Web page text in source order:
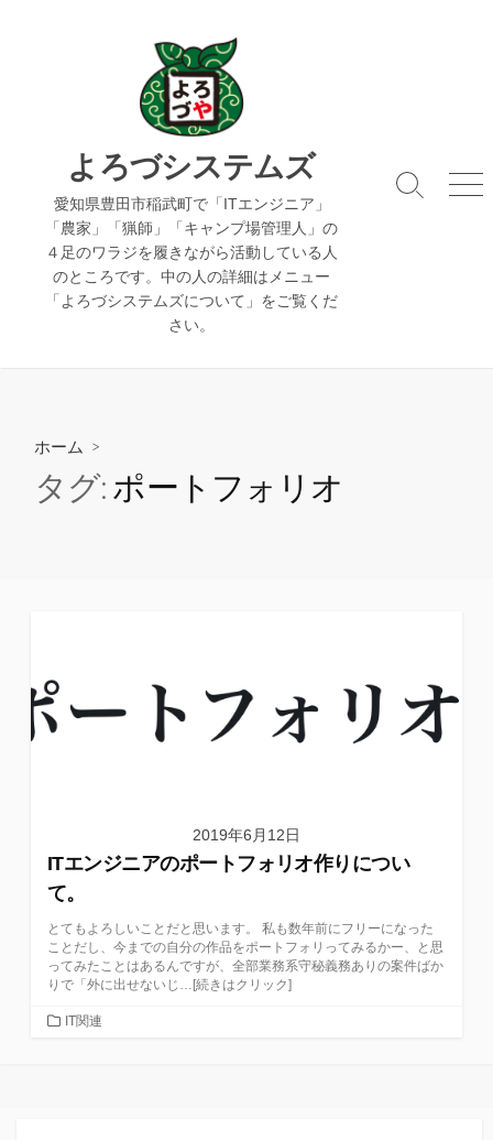
よろづシステムズ
愛知県豊田市稲武町で「ITエンジニア」
「農家」「猟師」「キャンプ場管理人」の
４足のワラジを履きながら活動している人
のところです。中の人の詳細はメニュー
「よろづシステムズについて」をご覧くだ
さい。
検
メ
ホーム >
タグ: ポートフォリオ
2019年6月12日
ITエンジニアのポートフォリオ作りについ
て。
とてもよろしいことだと思います。 私も数年前にフリーになった
ことだし、今までの自分の作品をポートフォリってみるかー、と思
ってみたことはあるんですが、全部業務系守秘義務ありの案件ばか
りで「外に出せないじ…[続きはクリック]
カIT関連